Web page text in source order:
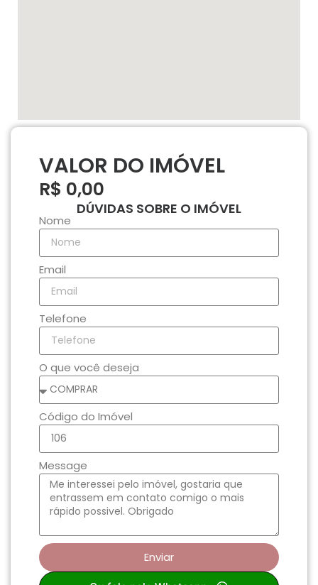
VALOR DO IMÓVEL
R$ 0,00
DÚVIDAS SOBRE O IMÓVEL
Nome
Email
Telefone
O que você deseja
Código do Imóvel
Message
Enviar